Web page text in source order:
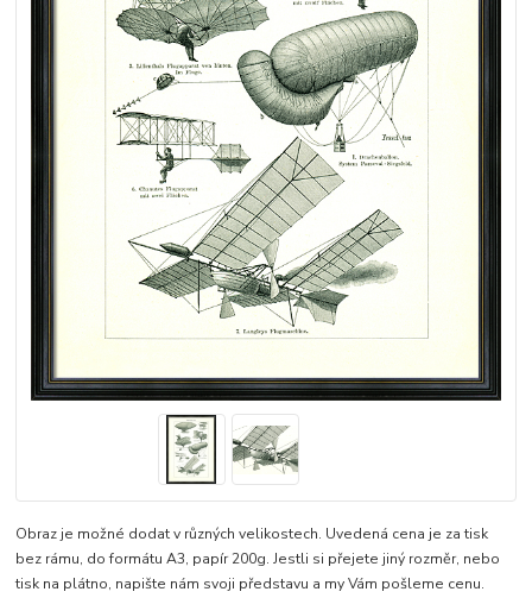
Obraz je možné dodat v různých velikostech. Uvedená cena je za tisk
bez rámu, do formátu A3, papír 200g. Jestli si přejete jiný rozměr, nebo
tisk na plátno, napište nám svoji představu a my Vám pošleme cenu.